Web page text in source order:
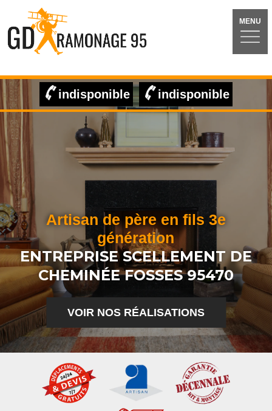
MENU
indisponible indisponible
Artisan de père en fils 3e
génération
ENTREPRISE SCELLEMENT DE
CHEMINÉE FOSSES 95470
VOIR NOS RÉALISATIONS